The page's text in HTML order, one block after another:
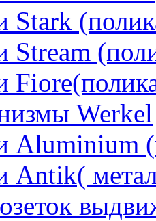
Stark
Stream
Werkel
Aluminium
Antik(